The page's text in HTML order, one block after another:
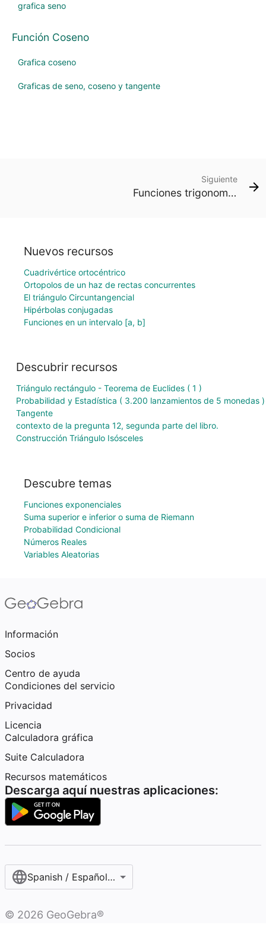
grafica seno
Función Coseno
Grafica coseno
Graficas de seno, coseno y tangente
Siguiente
Funciones trigonométricas: función seno
Nuevos recursos
Cuadrivértice ortocéntrico
Ortopolos de un haz de rectas concurrentes
El triángulo Circuntangencial
Hipérbolas conjugadas
Funciones en un intervalo [a, b]
Descubrir recursos
Triángulo rectángulo - Teorema de Euclides ( 1 )
Probabilidad y Estadística ( 3.200 lanzamientos de 5 monedas )
Tangente
contexto de la pregunta 12, segunda parte del libro.
Construcción Triángulo Isósceles
Descubre temas
Funciones exponenciales
Suma superior e inferior o suma de Riemann
Probabilidad Condicional
Números Reales
Variables Aleatorias
Información
Socios
Centro de ayuda
Condiciones del servicio
Privacidad
Licencia
Calculadora gráfica
Suite Calculadora
Recursos matemáticos
Descarga aquí nuestras aplicaciones:
Spanish / Español (internacional)
© 2026 GeoGebra®